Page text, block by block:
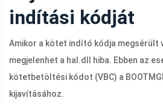
indítási kódját
Amikor a kötet indító kódja megsérült
megjelenhet a hal.dll
hiba. Ebben az
kötetbetöltési kódot (VBC) a
kijavításához.